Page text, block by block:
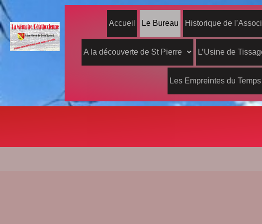
Accueil Le Bureau Historique de
A la découverte de St Pierre L’Usine de
Les Empreintes du